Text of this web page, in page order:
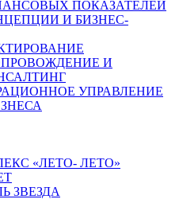
ПОКАЗАТЕЛЕЙ
И БИЗНЕС-
И
УПРАВЛЕНИЕ
«ЛЕТО- ЛЕТО»
ЗВЕЗДА